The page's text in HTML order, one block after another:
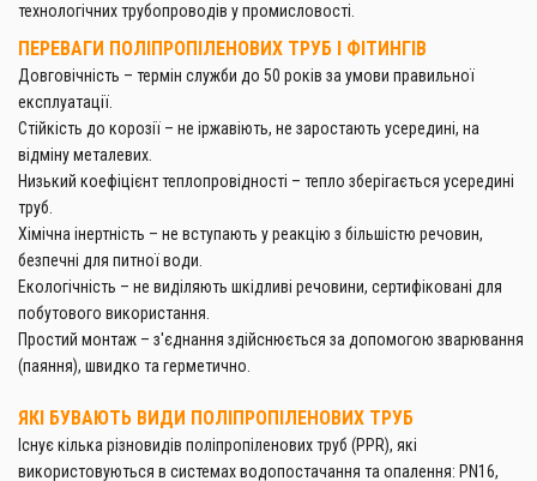
технологічних трубопроводів у промисловості.
ПЕРЕВАГИ ПОЛІПРОПІЛЕНОВИХ ТРУБ І ФІТИНГІВ
Довговічність – термін служби до 50 років за умови правильної
експлуатації.
Стійкість до корозії – не іржавіють, не заростають усередині, на
відміну металевих.
Низький коефіцієнт теплопровідності – тепло зберігається усередині
труб.
Хімічна інертність – не вступають у реакцію з більшістю речовин,
безпечні для питної води.
Екологічність – не виділяють шкідливі речовини, сертифіковані для
побутового використання.
Простий монтаж – з'єднання здійснюється за допомогою зварювання
(паяння), швидко та герметично.
ЯКІ БУВАЮТЬ ВИДИ ПОЛІПРОПІЛЕНОВИХ ТРУБ
Існує кілька різновидів поліпропіленових труб (PPR), які
використовуються в системах водопостачання та опалення: PN16,